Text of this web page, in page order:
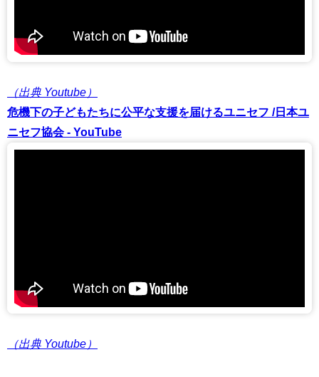
（出典 Youtube）
危機下の子どもたちに公平な支援を届けるユニセフ /日本ユ
ニセフ協会 - YouTube
（出典 Youtube）